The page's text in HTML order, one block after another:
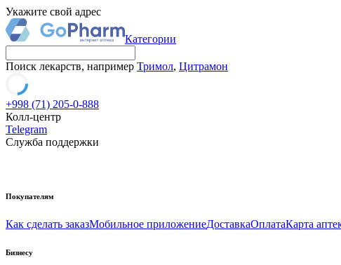
Укажите свой адрес
Категории
Поиск лекарств, например Тримол, Цитрамон
+998 (71) 205-0-888
Колл-центр
Telegram
Служба поддержки
Покупателям
Как сделать заказМобильное приложениеДоставкаОплатаКарта
Бизнесу